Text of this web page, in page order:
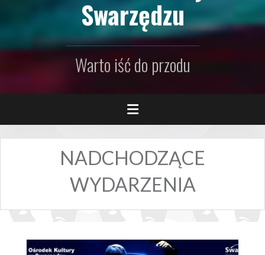
Swarzędzu
Warto iść do przodu
NADCHODZĄCE
WYDARZENIA